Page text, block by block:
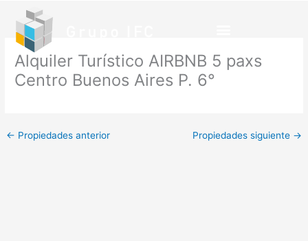
contenido
Alquiler Turístico AIRBNB 5 paxs
Centro Buenos Aires P. 6°
← Propiedades anterior Propiedades siguiente →